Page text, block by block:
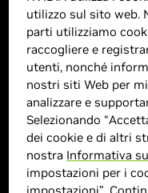
Core i7-
RTX 5070
WQXGA
> Display :
|
utilizzo sul sito web.
parti utilizziamo
raccogliere e
utenti, nonché
nostri siti Web per
analizzare e
Selezionando
dei cookie e di altri
nostra Informativa
impostazioni per i